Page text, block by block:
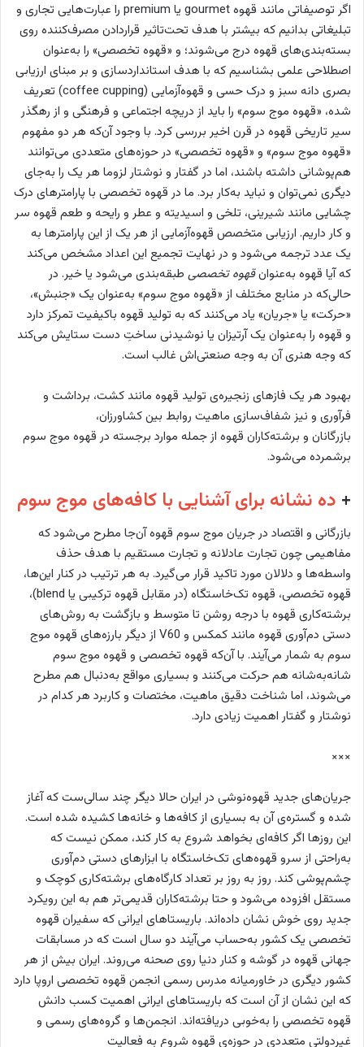
اگر توصیفاتی مانند قهوه gourmet یا premium را عبارت‌هایی تجاری و
تبلیغاتی بدانیم که بیشتر با هدف تحت‌تاثیر قراردادن مصرف‌کننده روی
بسته‌بندی‌های قهوه درج می‌شوند؛ و «قهوه تخصصی» را به‌عنوان
اصطلاحی علمی بشناسیم که با هدف استانداردسازی و بر مبنای ارزیابی
بصری دانه سبز و درک حسی و قهوه‌آزمایی (coffee cupping) تعریف
شده، «قهوه موج سوم» را باید از دریچه اجتماعی و فرهنگی و از رهگذر
سیر تاریخی قهوه در قرن اخیر بررسی کرد. با وجود آن‌که هر دو مفهوم
«قهوه موج سوم» و «قهوه تخصصی» در حوزه‌های متعددی می‌توانند
هم‌پوشانی داشته باشند، اما در گفتار و نوشتار لزوما هر یک را به‌جای
دیگری نمی‌توان و نباید به‌کار برد. ما در قهوه تخصصی با پارامترهای درک
چشایی مانند شیرینی، تلخی و اسیدیته و عطر و رایحه و طعم قهوه سر
و کار داریم. ارزیابی متخصص قهوه‌آزمایی از هر یک از این پارامترها به
یک عدد ترجمه می‌شود و در نهایت تجمیع این اعداد مشخص می‌کند
که آیا قهوه به‌عنوانقهوه تخصصی طبقه‌بندی می‌شود یا خیر. در
حالی‌که در منابع مختلف از «قهوه موج سوم» به‌عنوان یک «جنبش»،
«حرکت» یا «جریان» یاد می‌کنند که به تولید قهوه باکیفیت تمرکز دارد
و قهوه را به‌عنوان یک آرتیزان یا نوشیدنی ساختِ دست ستایش می‌کند
که وجه هنری آن به وجه صنعتی‌اش غالب است.
بهبود هر یک فازهای زنجیره‌ی تولید قهوه مانند کشت، برداشت و
فرآوری و نیز شفاف‌سازی ماهیت روابط بین کشاورزان،
بازرگانان و برشته‌کاران قهوه از جمله موارد برجسته در قهوه موج سوم
برشمرده می‌شود.
+ ده نشانه برای آشنایی با کافه‌های موج سوم
بازرگانی و اقتصاد در جریان موج سوم قهوه آن‌جا مطرح می‌شود که
مفاهیمی چون تجارت عادلانه و تجارت مستقیم با هدف حذف
واسطه‌ها و دلالان مورد تاکید قرار می‌گیرد. به هر ترتیب در کنار این‌ها،
قهوه تخصصی، قهوه تک‌خاستگاه (در مقابل قهوه ترکیبی یا blend)،
برشته‌کاری قهوه با درجه روشن تا متوسط و بازگشت به روش‌های
دستی دم‌آوری قهوه مانند کمکس و V60 از دیگر بارزه‌های قهوه موج
سوم به شمار می‌آیند. با آن‌که قهوه تخصصی و قهوه موج سوم
شانه‌به‌شانه هم حرکت می‌کنند و بسیاری مواقع به‌دنبال هم مطرح
می‌شوند، اما شناخت دقیق ماهیت، مختصات و کاربرد هر کدام در
نوشتار و گفتار اهمیت زیادی دارد.
×××
جریان‌های جدید قهوه‌نوشی در ایران حالا دیگر چند سالی‌ست که آغاز
شده و گستره‌ی آن به بسیاری از کافه‌‌ها و خانه‌ها کشیده شده است.
این روزها اگر کافه‌ای بخواهد شروع به کار کند، ممکن نیست که
به‌راحتی از سرو قهوه‌های تک‌خاستگاه با ابزارهای دستی دم‌آوری
چشم‌پوشی کند. روز به روز بر تعداد کارگاه‌های برشته‌کاری کوچک و
مستقل افزوده می‌شود و حتا برشته‌کاران قدیمی‌تر هم به این رویکرد
جدید روی خوش نشان داده‌اند. باریستاهای ایرانی که سفیران قهوه
تخصصی یک کشور به‌حساب می‌آیند دو سال است که در مسابقات
جهانی قهوه در گوشه و کنار دنیا روی صحنه می‌روند. ایران بیش از هر
کشور دیگری در خاورمیانه مدرس رسمی انجمن قهوه تخصصی اروپا دارد
که این نشان از آن است که باریستاهای ایرانی اهمیت کسب دانش
قهوه تخصصی را به‌خوبی دریافته‌اند. انجمن‌ها و گروه‌های رسمی و
غیردولتی متعددی در حوزه‌ی قهوه شروع به فعالیت